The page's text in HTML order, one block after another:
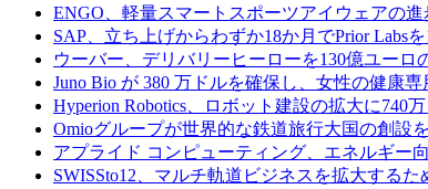
ENGO、軽量スマートスポーツアイウェアの
SAP、立ち上げからわずか18か月でPrior Labs
ウーバー、デリバリーヒーローを130億ユー
Juno Bio が 380 万ドルを確保し、女性の健康
Hyperion Robotics、ロボット建設の拡大に740
Omioグループが世界的な鉄道旅行大国の創設
アプライド コンピューティング、エネルギー
SWISSto12、マルチ軌道ビジネスを拡大する